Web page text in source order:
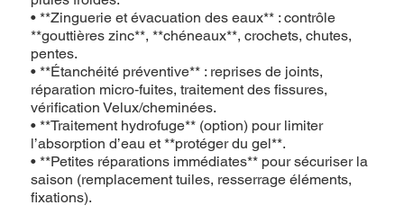
• **Zinguerie et évacuation des eaux** : contrôle
**gouttières zinc**, **chéneaux**, crochets, chutes,
pentes.
• **Étanchéité préventive** : reprises de joints,
réparation micro‑fuites, traitement des fissures,
vérification Velux/cheminées.
• **Traitement hydrofuge** (option) pour limiter
l’absorption d’eau et **protéger du gel**.
• **Petites réparations immédiates** pour sécuriser la
saison (remplacement tuiles, resserrage éléments,
fixations).